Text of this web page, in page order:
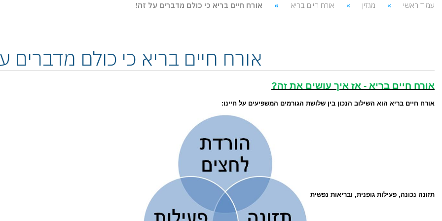
עמוד ראשי מגזין אורח חיים בריא אורח חיים בריא כי כולם מדברים על זה!
אורח חיים בריא כי כולם מדברים
אורח חיים בריא - אז איך עושים את זה?
אורח חיים בריא הוא השילוב הנכון בין שלושת הגורמים המשפיעים על חיינו:
תזונה נכונה, פעילות גופנית, ובריאות נפשית